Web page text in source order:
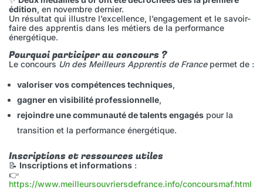
édition, en novembre dernier.
Un résultat qui illustre l’excellence, l’engagement et le savoir-
faire des apprentis dans les métiers de la performance
énergétique.
Pourquoi participer au concours ?
Le concours Un des Meilleurs Apprentis de Francepermet de :
valoriser vos compétences techniques,
gagner en visibilité professionnelle,
rejoindre une communauté de talents engagés pour la
transition et la performance énergétique.
Inscriptions et ressources utiles
📝 Inscriptions et informations :
👉
https://www.meilleursouvriersdefrance.info/concoursmaf.html